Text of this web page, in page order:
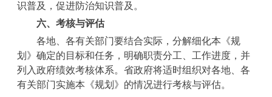
识普及，促进防治知识普及。
六、考核与评估
各地、各有关部门要结合实际，分解细化本《规
划》确定的目标和任务，明确职责分工、工作进度，并
列入政府绩效考核体系。省政府将适时组织对各地、各
有关部门实施本《规划》的情况进行考核与评估。